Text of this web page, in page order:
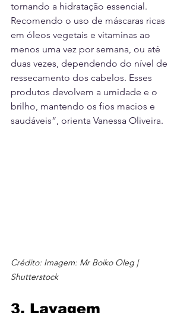
tornando a hidratação essencial.
Recomendo o uso de máscaras ricas
em óleos vegetais e vitaminas ao
menos uma vez por semana, ou até
duas vezes, dependendo do nível de
ressecamento dos cabelos. Esses
produtos devolvem a umidade e o
brilho, mantendo os fios macios e
saudáveis”, orienta Vanessa Oliveira.
Crédito: Imagem: Mr Boiko Oleg |
Shutterstock
3. Lavagem